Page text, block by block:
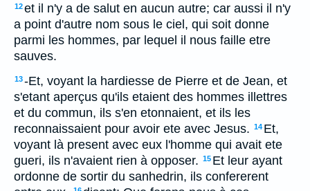
12et il n'y a de salut en aucun autre; car aussi il n'y
a point d'autre nom sous le ciel, qui soit donne
parmi les hommes, par lequel il nous faille etre
sauves.
13-Et, voyant la hardiesse de Pierre et de Jean, et
s'etant aperçus qu'ils etaient des hommes illettres
et du commun, ils s'en etonnaient, et ils les
reconnaissaient pour avoir ete avec Jesus. 14 Et,
voyant là present avec eux l'homme qui avait ete
gueri, ils n'avaient rien à opposer. 15 Et leur ayant
ordonne de sortir du sanhedrin, ils confererent